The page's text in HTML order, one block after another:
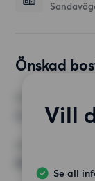
Önskad
Vill
Se all
MINST ANTAL